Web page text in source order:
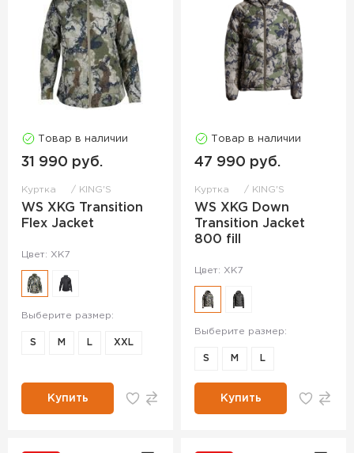
Товар в наличии
31 990 руб.
Куртка KING'S
WS XKG Transition
Flex Jacket
Цвет: XK7
Выберите размер:
S M L XXL
Купить
Товар в наличии
47 990 руб.
Куртка KING'S
WS XKG Down
Transition Jacket
800 fill
Цвет: XK7
Выберите размер:
S M L
Купить